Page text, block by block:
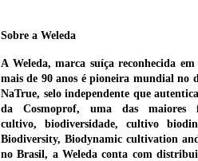
Sobre a Weleda
A Weleda, marca suíça reconhecida
mais de 90 anos é pioneira mundial no
NaTrue, selo independente que
da Cosmoprof, uma das
cultivo, biodiversidade, cultivo
Biodiversity, Biodynamic cultivation
no Brasil, a Weleda conta com